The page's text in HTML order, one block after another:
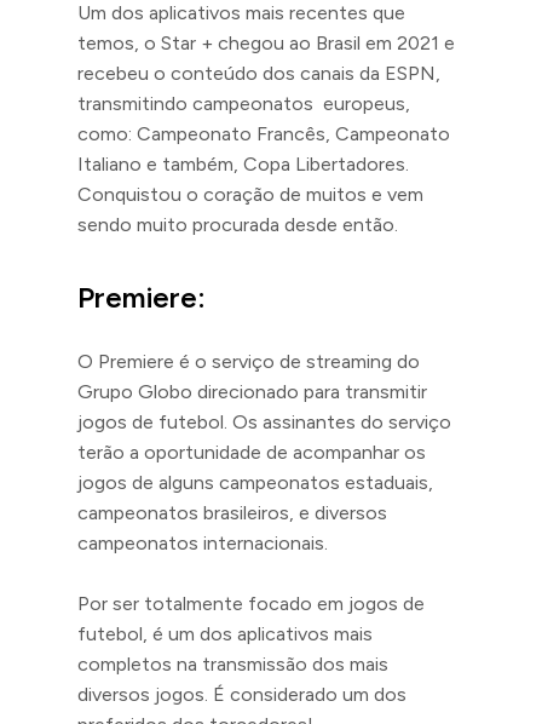
Um dos aplicativos mais recentes que
temos, o Star + chegou ao Brasil em 2021 e
recebeu o conteúdo dos canais da ESPN,
transmitindo campeonatos europeus,
como: Campeonato Francês, Campeonato
Italiano e também, Copa Libertadores.
Conquistou o coração de muitos e vem
sendo muito procurada desde então.
Premiere:
O Premiere é o serviço de streaming do
Grupo Globo direcionado para transmitir
jogos de futebol. Os assinantes do serviço
terão a oportunidade de acompanhar os
jogos de alguns campeonatos estaduais,
campeonatos brasileiros, e diversos
campeonatos internacionais.
Por ser totalmente focado em jogos de
futebol, é um dos aplicativos mais
completos na transmissão dos mais
diversos jogos. É considerado um dos